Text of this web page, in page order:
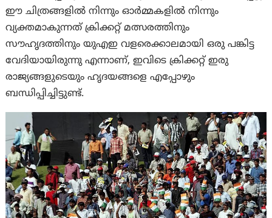
ഈ ചിത്രങ്ങളിൽ നിന്നും ഓർമ്മകളിൽ നിന്നും
വ്യക്തമാകുന്നത് ക്രിക്കറ്റ് മത്സരത്തിനും
സൗഹൃദത്തിനും യുഎഇ വളരെക്കാലമായി ഒരു പങ്കിട്ട
വേദിയായിരുന്നു എന്നാണ്, ഇവിടെ ക്രിക്കറ്റ് ഇരു
രാജ്യങ്ങളുടെയും ഹൃദയങ്ങളെ എപ്പോഴും
ബന്ധിപ്പിച്ചിട്ടുണ്ട്.